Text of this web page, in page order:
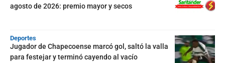
agosto de 2026: premio mayor y secos
Deportes
Jugador de Chapecoense marcó gol, saltó la valla
para festejar y terminó cayendo al vacío